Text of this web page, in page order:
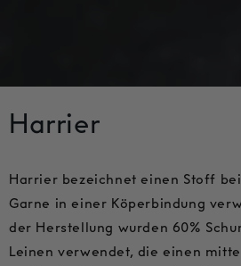
Harrier
Harrier bezeichnet einen Stoff
Garne in einer Köperbindung
der Herstellung wurden 60%
Leinen verwendet, die einen